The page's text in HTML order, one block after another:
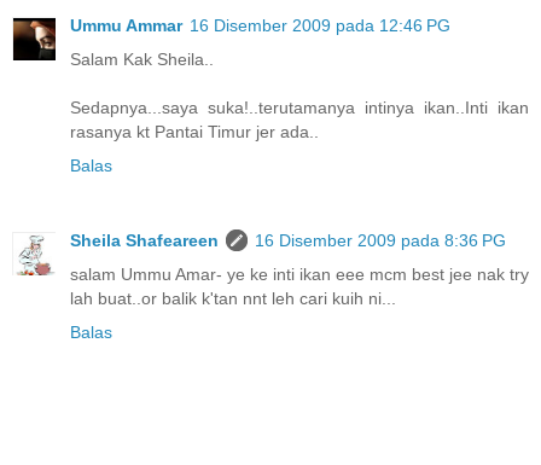
Ummu Ammar 16 Disember 2009 pada 12:46 PG
Salam Kak Sheila..
Sedapnya...saya suka!..terutamanya intinya ikan..Inti ikan
rasanya kt Pantai Timur jer ada..
Balas
Sheila Shafeareen
16 Disember 2009 pada 8:36 PG
salam Ummu Amar- ye ke inti ikan eee mcm best jee nak try
lah buat..or balik k'tan nnt leh cari kuih ni...
Balas